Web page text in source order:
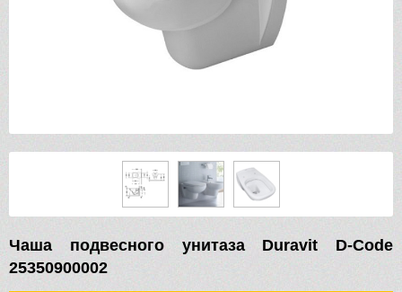
Чаша подвесного унитаза Duravit D-Code
25350900002